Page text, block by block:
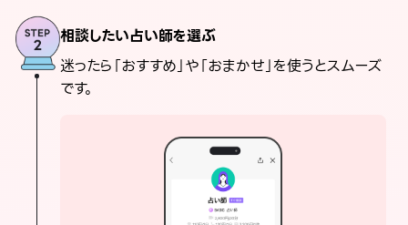
相談したい占い師を選ぶ
迷ったら「おすすめ」や「おまかせ」を使うとスムーズ
です。